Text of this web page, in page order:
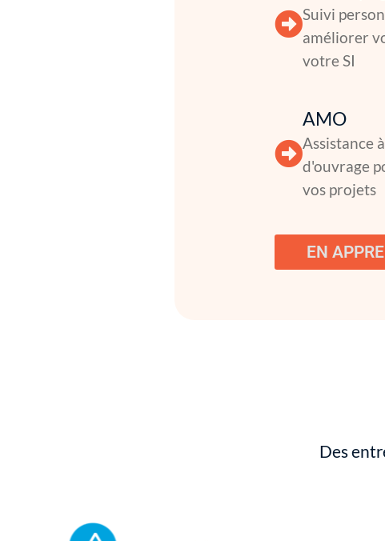
Suivi
améliorer
votre SI
AMO
Assistance
d'ouvrage
vos projets
EN
Des